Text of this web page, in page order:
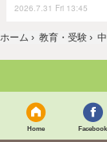
2026.7.31 Fri 13:45
ホーム › 教育・受験 ›
Home Facebook